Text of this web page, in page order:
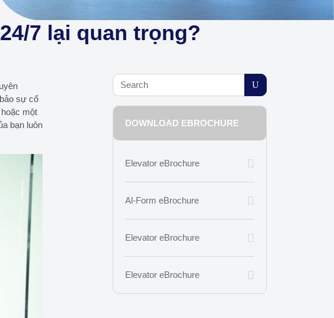
7 lại quan trọng?
sự cố
một
bạn luôn
DOWNLOAD EBROCHURE
Elevator eBrochure
Al-Form eBrochure
Elevator eBrochure
Elevator eBrochure